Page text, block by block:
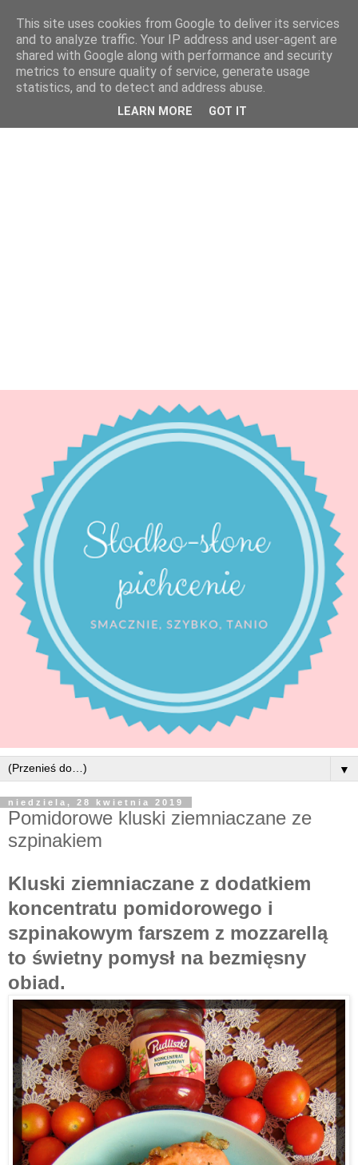
▼
niedziela, 28 kwietnia 2019
Pomidorowe kluski ziemniaczane ze
szpinakiem
Kluski ziemniaczane z dodatkiem
koncentratu pomidorowego i
szpinakowym farszem z mozzarellą
to świetny pomysł na bezmięsny
obiad.
This site uses cookies from Google to deliver its services
and to analyze traffic. Your IP address and user-agent are
shared with Google along with performance and security
metrics to ensure quality of service, generate usage
statistics, and to detect and address abuse.
LEARN MORE GOT IT